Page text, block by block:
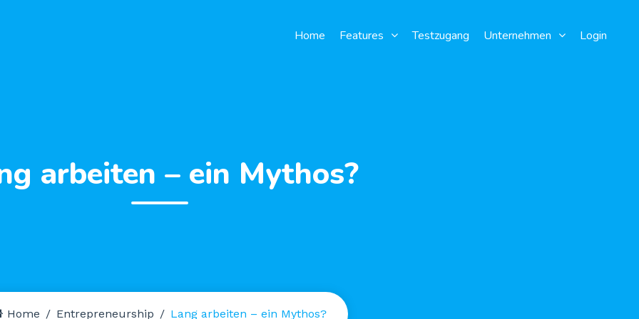
Home Features Testzugang Unternehmen Login
arbeiten – ein Mythos?
Home Entrepreneurship Lang arbeiten – ein Mythos?